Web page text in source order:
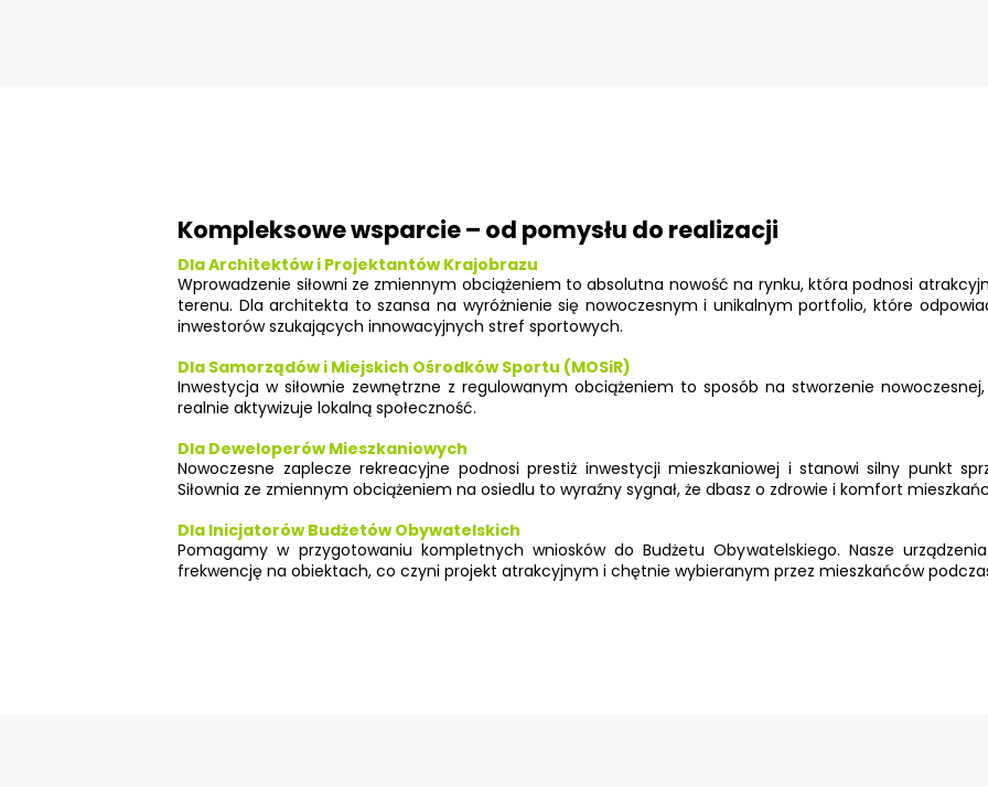
Kompleksowe wsparcie – od pomysłu do realizacji
Dla Architektów i Projektantów Krajobrazu
Wprowadzenie siłowni ze zmiennym obciążeniem to absolutna nowość na rynku, która podnosi
terenu. Dla architekta to szansa na wyróżnienie się nowoczesnym i unikalnym portfolio, które
inwestorów szukających innowacyjnych stref sportowych.
Dla Samorządów i Miejskich Ośrodków Sportu (MOSiR)
Inwestycja w siłownie zewnętrzne z regulowanym obciążeniem to sposób na stworzenie
realnie aktywizuje lokalną społeczność.
Dla Deweloperów Mieszkaniowych
Nowoczesne zaplecze rekreacyjne podnosi prestiż inwestycji mieszkaniowej i stanowi silny punkt
Siłownia ze zmiennym obciążeniem na osiedlu to wyraźny sygnał, że dbasz o zdrowie i komfort
Dla Inicjatorów Budżetów Obywatelskich
Pomagamy w przygotowaniu kompletnych wniosków do Budżetu Obywatelskiego. Nasze
frekwencję na obiektach, co czyni projekt atrakcyjnym i chętnie wybieranym przez mieszkańców